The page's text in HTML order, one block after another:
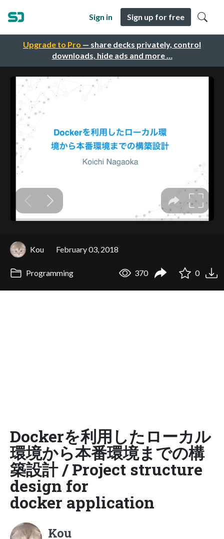
Upgrade to Pro — share decks privately, control
downloads, hide ads and more …
Sign in Sign up for free
Kou February 03, 2018
Programming 370 0
Dockerを利用したローカル
環境から本番環境までの構
築設計 / Project structure
design for
docker application
Kou